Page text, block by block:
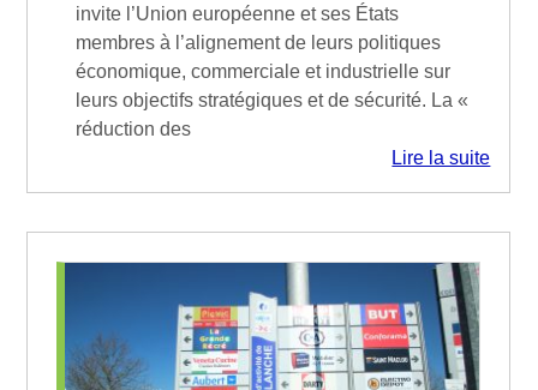
invite l’Union européenne et ses États
membres à l’alignement de leurs politiques
économique, commerciale et industrielle sur
leurs objectifs stratégiques et de sécurité. La «
réduction des
Lire la suite